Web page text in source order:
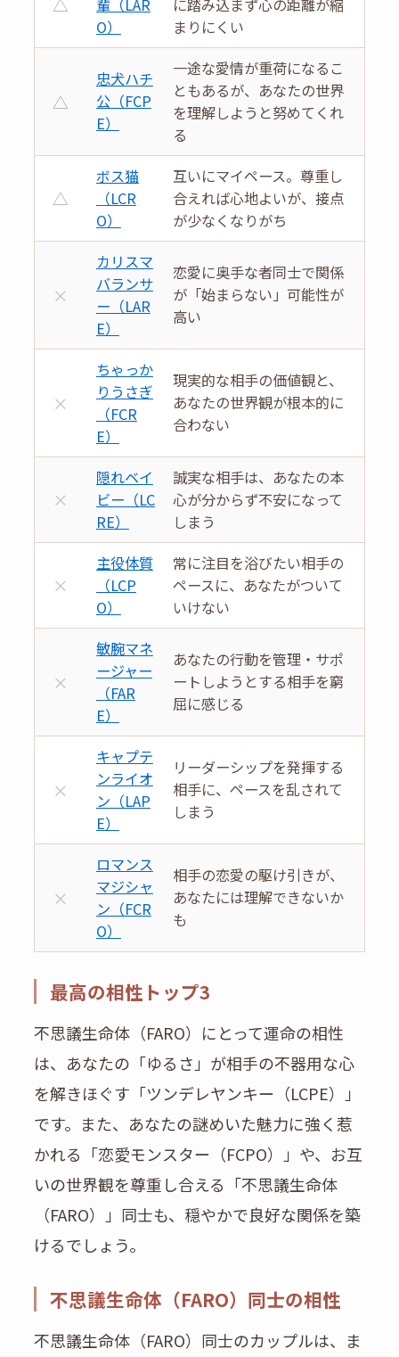
O）
まりにくい
△
忠犬ハチ
公（FCP
E）
一途な愛情が重荷になるこ
ともあるが、あなたの世界
を理解しようと努めてくれ
る
△
ボス猫
（LCR
O）
互いにマイペース。尊重し
合えれば心地よいが、接点
が少なくなりがち
×
カリスマ
バランサ
ー（LAR
E）
恋愛に奥手な者同士で関係
が「始まらない」可能性が
高い
×
ちゃっか
りうさぎ
（FCR
E）
現実的な相手の価値観と、
あなたの世界観が根本的に
合わない
×
隠れベイ
ビー（LC
RE）
誠実な相手は、あなたの本
心が分からず不安になって
しまう
×
主役体質
（LCP
O）
常に注目を浴びたい相手の
ペースに、あなたがついて
いけない
×
敏腕マネ
ージャー
（FAR
E）
あなたの行動を管理・サポ
ートしようとする相手を窮
屈に感じる
×
キャプテ
ンライオ
ン（LAP
E）
リーダーシップを発揮する
相手に、ペースを乱されて
しまう
×
ロマンス
マジシャ
ン（FCR
O）
相手の恋愛の駆け引きが、
あなたには理解できないか
も
最高の相性トップ3
不思議生命体（FARO）にとって運命の相性
は、あなたの「ゆるさ」が相手の不器用な心
を解きほぐす「ツンデレヤンキー（LCPE）」
です。また、あなたの謎めいた魅力に強く惹
かれる「恋愛モンスター（FCPO）」や、お互
いの世界観を尊重し合える「不思議生命体
（FARO）」同士も、穏やかで良好な関係を築
けるでしょう。
不思議生命体（FARO）同士の相性
不思議生命体（FARO）同士のカップルは、ま